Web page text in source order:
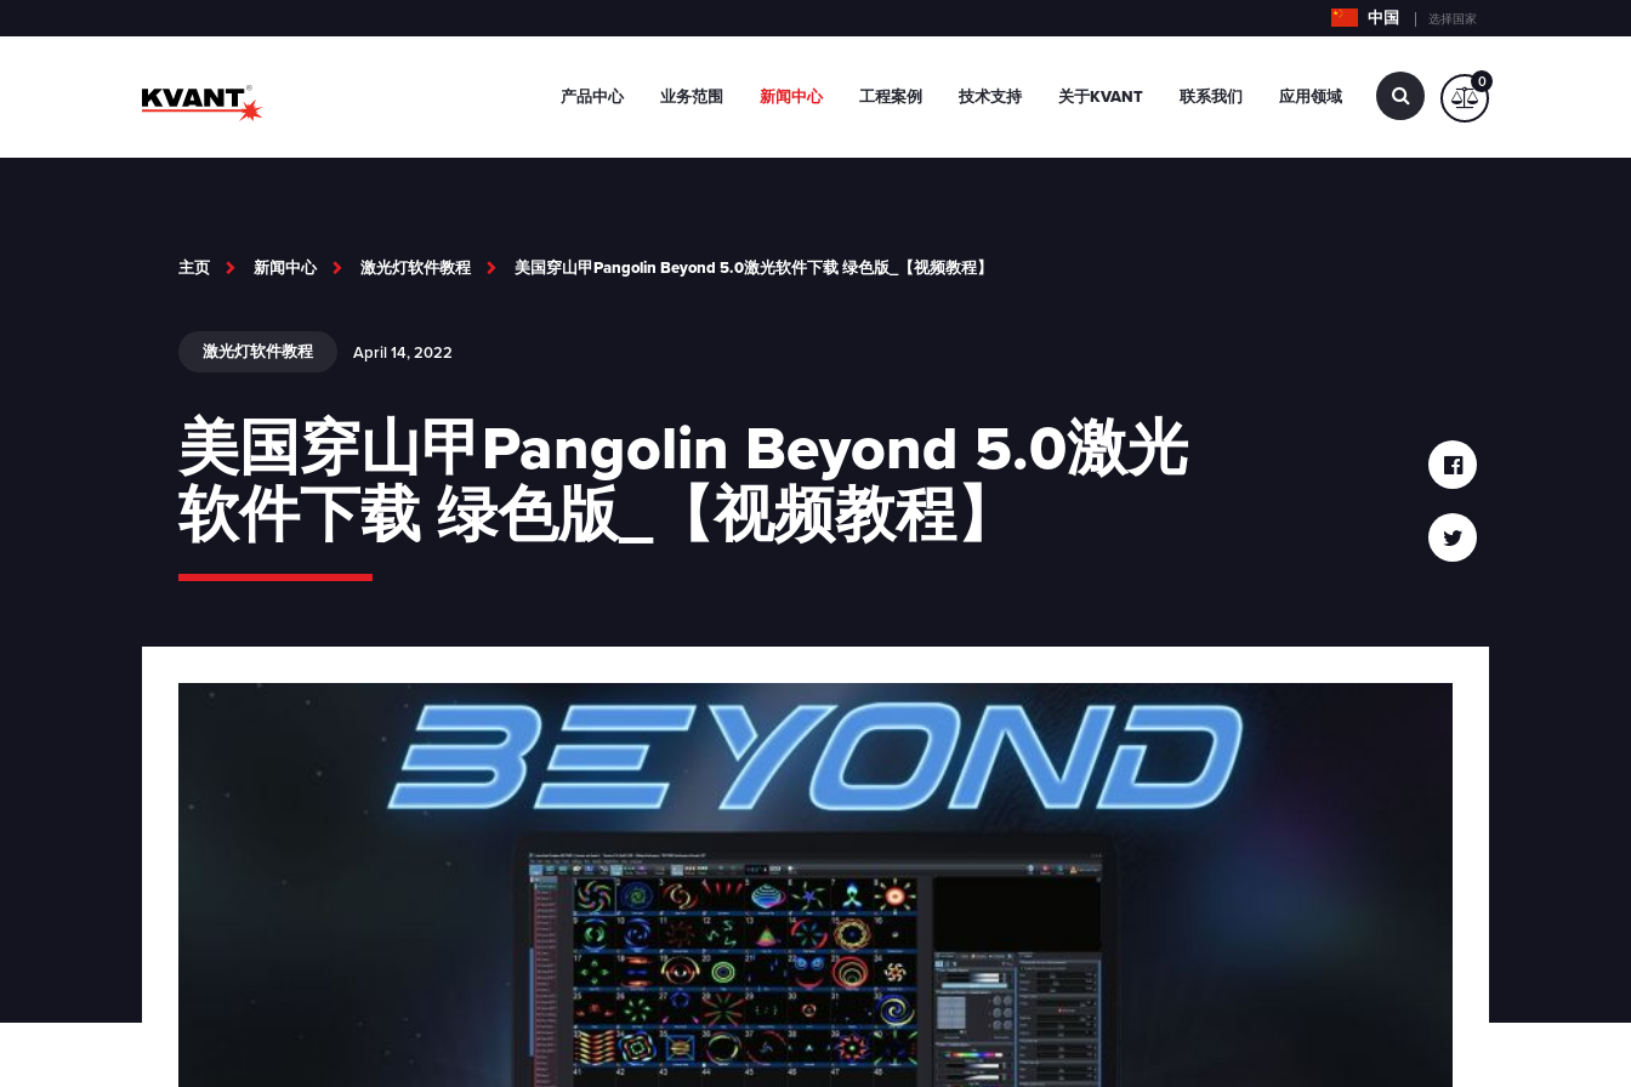
中国 选择国家
产品中心 业务范围 新闻中心 工程案例 技术支持 关于KVANT 联系我们 应用领域
查
找…
0
主页 新闻中心 激光灯软件教程 美国穿山甲Pangolin Beyond 5.0激光软件下载 绿色版_【视频教程】
激光灯软件教程 April 14, 2022
美国穿山甲Pangolin Beyond 5.0激光
软件下载 绿色版_【视频教程】